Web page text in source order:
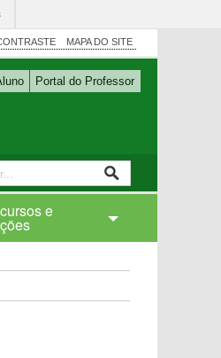
MAPA DO SITE
Portal do Professor
e